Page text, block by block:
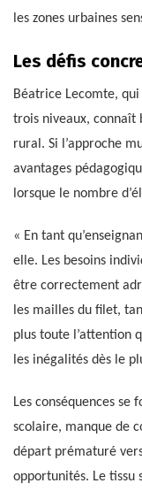
les zones urbaines
Les défis
Béatrice Lecomte,
trois niveaux,
rural. Si l’approche
avantages
lorsque le nombre
« En tant
elle. Les besoins
être correctement
les mailles du filet,
plus toute l’attention
les inégalités dès le
Les conséquences
scolaire, manque de
départ prématuré
opportunités. Le tissu